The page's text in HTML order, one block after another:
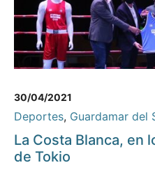
30/04/2021
Deportes, Guardamar del
La Costa Blanca, en
de Tokio